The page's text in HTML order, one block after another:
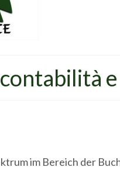
im Bereich der